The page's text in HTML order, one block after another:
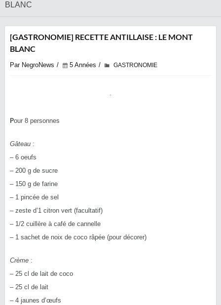
BLANC
‎[GASTRONOMIE] RECETTE ANTILLAISE : LE MONT
BLANC
Par NegroNews 5 Années GASTRONOMIE
Pour 8 personnes
Gâteau :
– 6 oeufs
– 200 g de sucre
– 150 g de farine
– 1 pincée de sel
– zeste d’1 citron vert (facultatif)
– 1/2 cuillère à café de cannelle
– 1 sachet de noix de coco râpée (pour décorer)
Crème :
– 25 cl de lait de coco
– 25 cl de lait
– 4 jaunes d’œufs